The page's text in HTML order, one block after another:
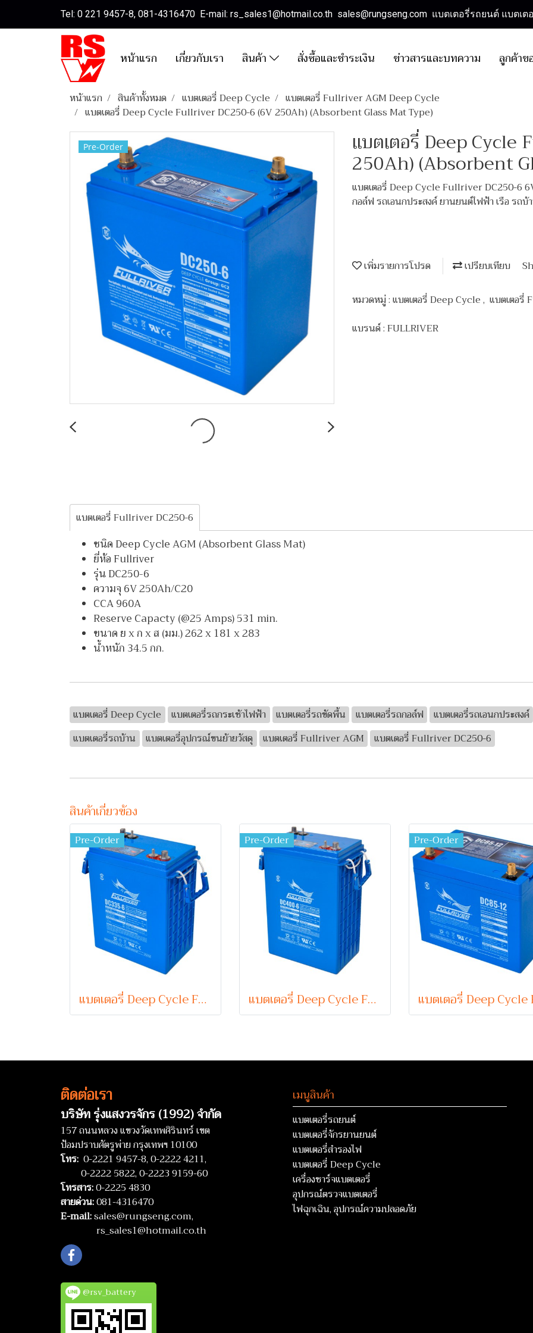
Tel: 0 221 9457-8, 081-4316470 E-mail: rs_sales1@hotmail.co.th sales@rungseng.com แบตเตอรี่รถยนต์ แบตเ
หน้าแรก เกี่ยวกับเรา สินค้า สั่งซื้อและชำระเงิน ข่าวสารและบทความ ลูกค้าข
หน้าแรก สินค้าทั้งหมด แบตเตอรี่ Deep Cycle
แบตเตอรี่ Fullriver AGM Deep Cycle
แบตเตอรี่ Deep Cycle Fullriver DC250-6 (6V 250Ah) (Absorbent Glass Mat Type)
Pre-Order แบตเตอรี่ Deep Cycle
250Ah) (Absorbent
แบตเตอรี่ Deep Cycle Fullriver DC250-6
กอล์ฟ รถเอนกประสงค์ ยานยนต์ไฟฟ้า เรือ รถ
เพิ่มรายการโปรด เปรียบเทียบ
หมวดหมู่ :แบตเตอรี่ Deep Cycle, แบตเตอรี่
แบรนด์ :FULLRIVER
แบตเตอรี่ Fullriver DC250-6
ชนิด Deep Cycle AGM (Absorbent Glass Mat)
ยี่ห้อ Fullriver
รุ่น DC250-6
ความจุ 6V 250Ah/C20
CCA 960A
Reserve Capacty (@25 Amps) 531 min.
ขนาด ย x ก x ส (มม.) 262 x 181 x 283
น้ำหนัก 34.5 กก.
แบตเตอรี่ Deep Cycle แบตเตอรี่รถกระเช้าไฟฟ้า แบตเตอรี่รถขัดพื้น แบตเตอรี่รถกอล์ฟ แบตเตอรี่รถเอนกประสงค์
แบตเตอรี่รถบ้าน
แบตเตอรี่อุปกรณ์ขนย้ายวัสดุ แบตเตอรี่ Fullriver AGM แบตเตอรี่ Fullriver DC250-6
สินค้าเกี่ยวข้อง
Pre-Order
แบตเตอรี่ Deep Cycle Fullriver DC335-6 (6V 335Ah) (Absorbent Glass Mat Type)
Pre-Order
แบตเตอรี่ Deep Cycle Fullriver DC400-6 (6V 415Ah) (Absorbent Glass Mat Type)
Pre-Order
ติดต่อเรา
บริษัท รุ่งแสงวรจักร (1992) จำกัด
157 ถนนหลวง แขวงวัดเทพศิรินทร์ เขต
ป้อมปราบศัตรูพ่าย กรุงเทพฯ 10100
โทร: 0-2221 9457-8,0-2222 4211,
0-2222 5822,0-2223 9159-60
โทรสาร:0-2225 4830
สายด่วน:081-4316470
E-mail:sales@rungseng.com,
rs_sales1@hotmail.co.th
@rsv_battery
เมนูสินค้า
แบตเตอรี่รถยนต์
แบตเตอรี่จักรยานยนต์
แบตเตอรี่สำรองไฟ
แบตเตอรี่ Deep Cycle
เครื่องชาร์จแบตเตอรี่
อุปกรณ์ตรวจแบตเตอรี่
ไฟฉุกเฉิน, อุปกรณ์ความปลอดภัย